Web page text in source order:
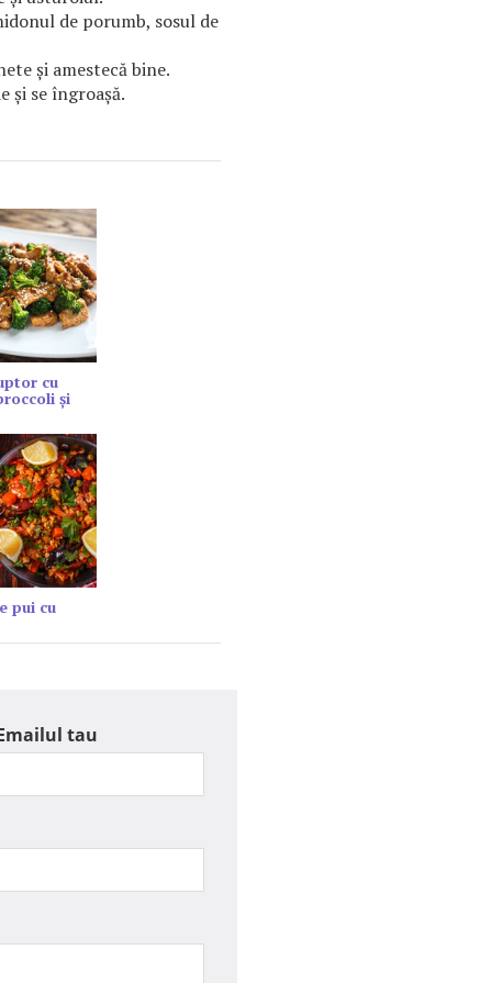
de porumb, sosul de
şi amestecă bine.
şi se îngroaşă.
cu
și
pui cu
tau